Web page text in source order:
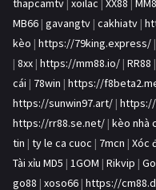
thapcamtv | xoilac | XX88 |
MB66 | gavangtv | cakhiatv |
kèo | https://79king.express/ |
| 8xx | https://mm88.io/ | RR88 |
cái | 78win | https://
https://sunwin97.art/ |
https://rr88.se.net/ | kèo nhà
tin | ty le ca cuoc | 7mcn | Xóc
Tài xỉu MD5 | 1GOM | Rikvip |
go88 | xoso66 | https://